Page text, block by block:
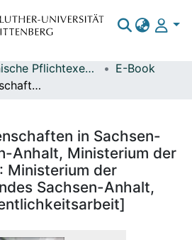
Elektronische Pflichtexemplare
E-Book
Bauen und Liegenschaften in Sachsen-Anhalt / Sachsen-Anhalt, Ministerium der Finanzen. [Hrsg.: Ministerium der Finanzen des Landes Sachsen-Anhalt, Presse- und Öffentlichkeitsarbeit]
in Sachsen-
Anhalt, Ministerium der
Ministerium der
Sachsen-Anhalt,